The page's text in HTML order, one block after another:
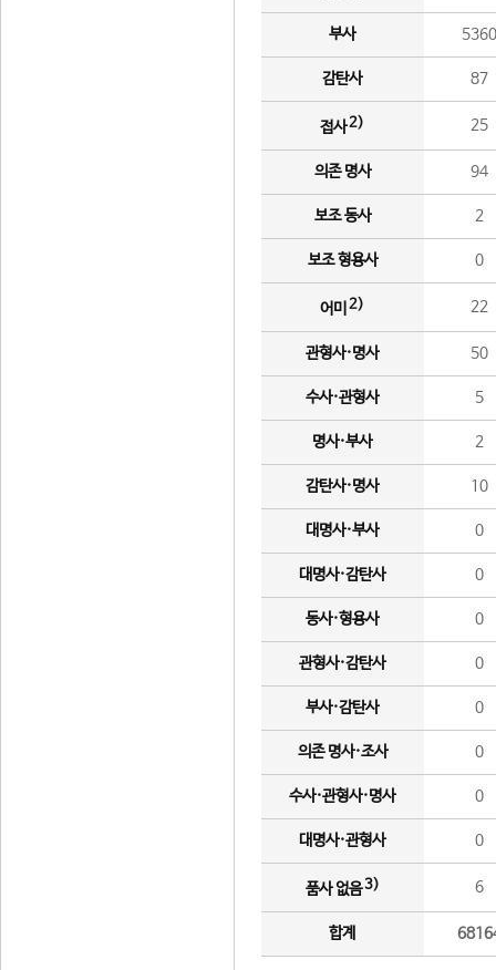
부사 5360
감탄사 87
접사2) 25
의존 명사 94
보조 동사 2
보조 형용사 0
어미 2) 22
관형사·명사 50
수사·관형사 5
명사·부사 2
감탄사·명사 10
대명사·부사 0
대명사·감탄사 0
동사·형용사 0
관형사·감탄사 0
부사·감탄사 0
의존 명사·조사 0
수사·관형사·명사 0
대명사·관형사 0
품사 없음3) 6
합계